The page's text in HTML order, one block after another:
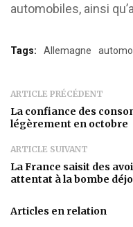
automobiles, ainsi
Tags: Allemagne
ARTICLE PRÉCÉDENT
La confiance des
légèrement en octobre
ARTICLE SUIVANT
La France saisit des
attentat à la bombe
Articles en relation